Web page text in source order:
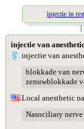
injectie in
|
injectie van
injectie van
blokkade van
zenuwblokkade
Local anesthetic
Nasociliary